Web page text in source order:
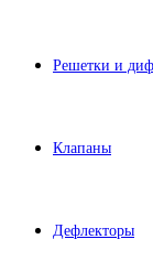
Решетки и
Клапаны
Дефлекторы